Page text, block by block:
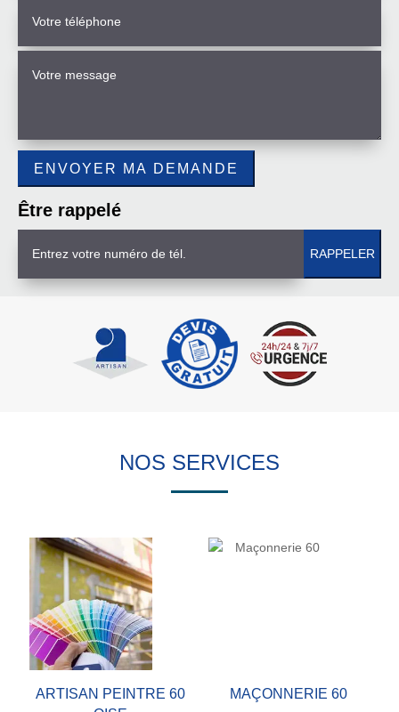
Être rappelé
NOS SERVICES
ARTISAN PEINTRE 60
MAÇONNERIE 60